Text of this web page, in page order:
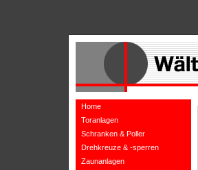
Home
Toranlagen
Schranken & Poller
Drehkreuze & -sperren
Zaunanlagen